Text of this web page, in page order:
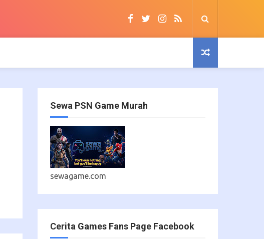
Sewa PSN Game Murah
sewagame.com
Cerita Games Fans Page Facebook